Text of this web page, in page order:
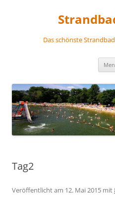
Das schönste
Tag2
Veröffentlicht am 12. Mai 2015 mit